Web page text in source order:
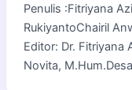
Penulis :Fitriyana
RukiyantoChairil
Editor: Dr. Fitriyana
Novita,